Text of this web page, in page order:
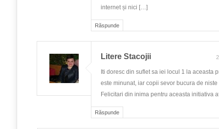
Răspunde
internet și nici […]
Răspunde
Litere Stacojii
Iti doresc din suflet sa iei locul 1 la aceasta
este minunat, iar copii sevor bucura de
Felicitari din inima pentru aceasta initiativa